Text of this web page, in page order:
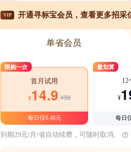
VIP 开通寻标宝会员，查看更多招采
单省会员
限购一次
首月试用
¥14.9 ¥39
每日仅0.48元
最划算
12
¥
每日
到期29元/月/省自动续费，可随时取消。